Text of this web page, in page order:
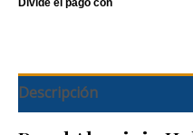
Descripción